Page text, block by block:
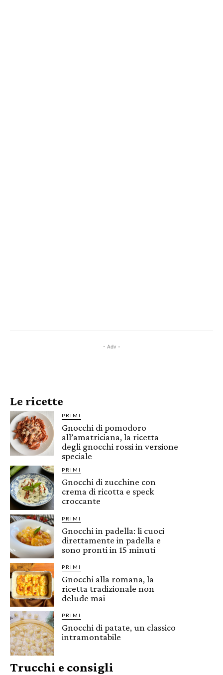
- Adv -
Le ricette
PRIMI
Gnocchi di pomodoro
all’amatriciana, la ricetta
degli gnocchi rossi in versione
speciale
PRIMI
Gnocchi di zucchine con
crema di ricotta e speck
croccante
PRIMI
Gnocchi in padella: li cuoci
direttamente in padella e
sono pronti in 15 minuti
PRIMI
Gnocchi alla romana, la
ricetta tradizionale non
delude mai
PRIMI
Gnocchi di patate, un classico
intramontabile
Trucchi e consigli